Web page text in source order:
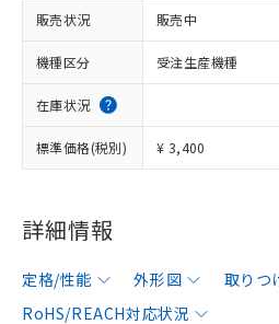
販売状況 販売中
機種区分 受注生産機種
在庫状況
標準価格(税別) ¥ 3,400
詳細情報
定格/性能 外形図 取りつ
RoHS/REACH対応状況